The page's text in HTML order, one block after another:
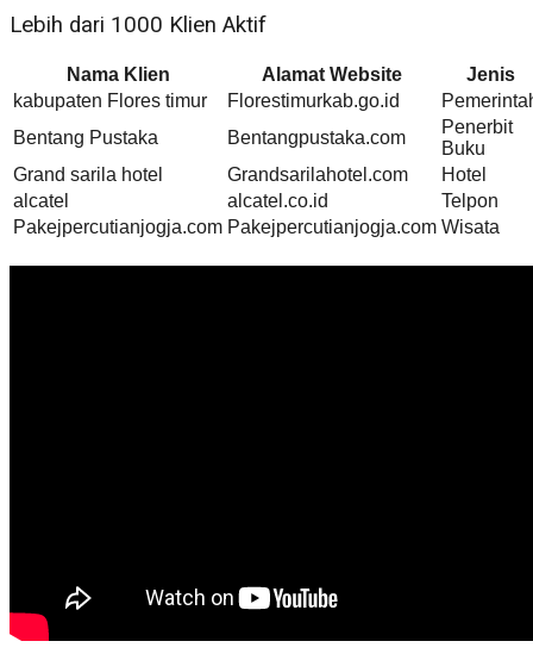
Lebih dari 1000 Klien Aktif
Nama Klien Alamat Website
Jenis
kabupaten Flores timur
Florestimurkab.go.id
Bentang Pustaka
Bentangpustaka.com
Penerbit
Buku
Grand sarila hotel
Grandsarilahotel.com
Hotel
alcatel
alcatel.co.id
Telpon
Pakejpercutianjogja.com Pakejpercutianjogja.com Wisata